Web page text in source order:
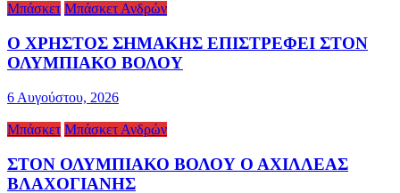
Μπάσκετ Μπάσκετ Ανδρών
Ο ΧΡΗΣΤΟΣ ΣΗΜΑΚΗΣ ΕΠΙΣΤΡΕΦΕΙ ΣΤΟΝ
ΟΛΥΜΠΙΑΚΟ ΒΟΛΟΥ
6 Αυγούστου, 2026
Μπάσκετ Μπάσκετ Ανδρών
ΣΤΟΝ ΟΛΥΜΠΙΑΚΟ ΒΟΛΟΥ Ο ΑΧΙΛΛΕΑΣ
ΒΛΑΧΟΓΙΑΝΗΣ